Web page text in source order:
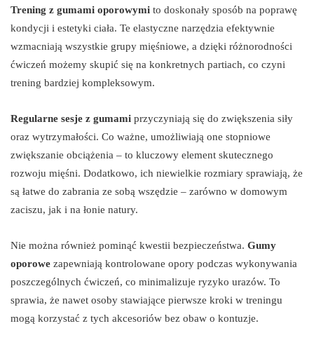
Trening z gumami oporowymi to doskonały sposób na poprawę
kondycji i estetyki ciała. Te elastyczne narzędzia efektywnie
wzmacniają wszystkie grupy mięśniowe, a dzięki różnorodności
ćwiczeń możemy skupić się na konkretnych partiach, co czyni
trening bardziej kompleksowym.
Regularne sesje z gumami przyczyniają się do zwiększenia siły
oraz wytrzymałości. Co ważne, umożliwiają one stopniowe
zwiększanie obciążenia – to kluczowy element skutecznego
rozwoju mięśni. Dodatkowo, ich niewielkie rozmiary sprawiają, że
są łatwe do zabrania ze sobą wszędzie – zarówno w domowym
zaciszu, jak i na łonie natury.
Nie można również pominąć kwestii bezpieczeństwa. Gumy
oporowe zapewniają kontrolowane opory podczas wykonywania
poszczególnych ćwiczeń, co minimalizuje ryzyko urazów. To
sprawia, że nawet osoby stawiające pierwsze kroki w treningu
mogą korzystać z tych akcesoriów bez obaw o kontuzje.